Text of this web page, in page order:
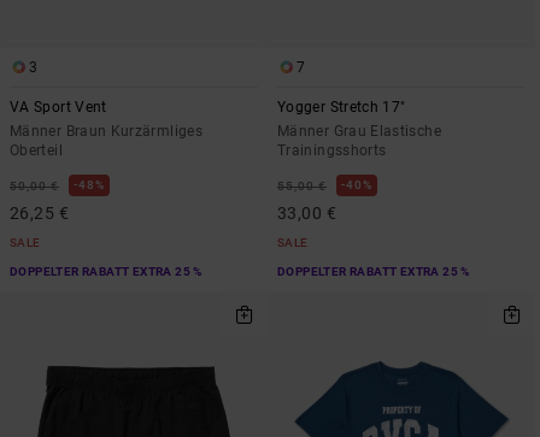
3
VA Sport Vent
Männer Braun Kurzärmliges
Oberteil
50,00 € 48%
26,25 €
SALE
DOPPELTER RABATT EXTRA 25 %
7
Yogger Stretch 17"
Männer Grau Elastische
Trainingsshorts
55,00 € 40%
33,00 €
SALE
DOPPELTER RABATT EXTRA 25 %